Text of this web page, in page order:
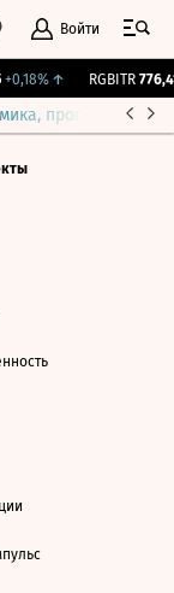
Войти
+0,18%↑ RGBITR 776,41
прогнозы